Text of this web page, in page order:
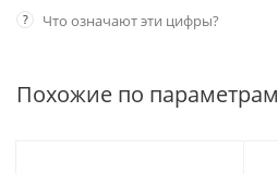
? Что означают эти цифры?
Похожие по параметрам